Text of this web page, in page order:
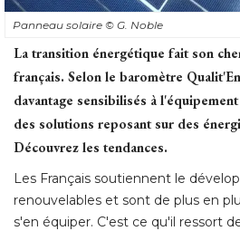
Panneau solaire © G. Noble
La transition énergétique fait son
français. Selon le baromètre
davantage sensibilisés à
des solutions reposant sur des
Découvrez les tendances.
Les Français soutiennent le
renouvelables et sont de plus en
s'en équiper. C'est ce qu'il ressort